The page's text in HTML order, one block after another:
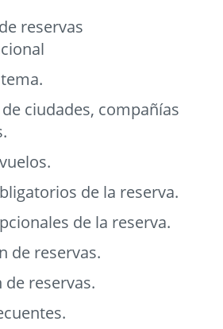
reservas
ciudades, compañías
de la reserva.
de la reserva.
de reservas.
reservas.